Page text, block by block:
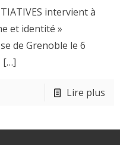
intervient à
et identité »
de Grenoble le 6
[…]
Lire plus